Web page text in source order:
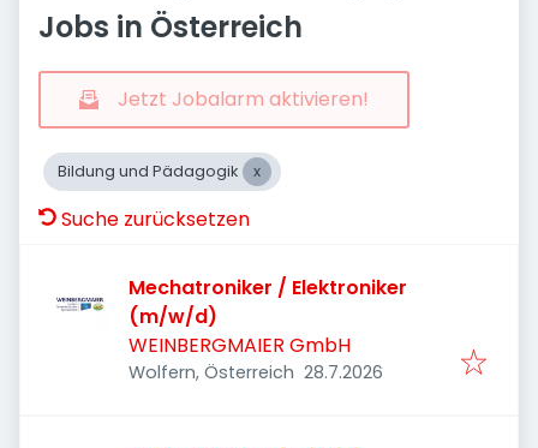
Jobs in Österreich
Jetzt Jobalarm aktivieren!
Bildung und Pädagogik
Suche zurücksetzen
Mechatroniker / Elektroniker
(m/w/d)
WEINBERGMAIER GmbH
Wolfern, Österreich Veröffentlicht
28.7.2026